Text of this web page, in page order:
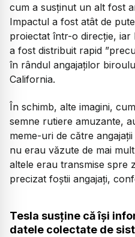
cum a susținut un alt fost
Impactul a fost atât de
proiectat într-o direcție, iar
a fost distribuit rapid
în rândul angajaților
California.
În schimb, alte imagini,
semne rutiere amuzante,
meme-uri de către
nu erau văzute de mai
altele erau transmise spre
precizat foștii angajați,
Tesla susține că își
datele colectate de